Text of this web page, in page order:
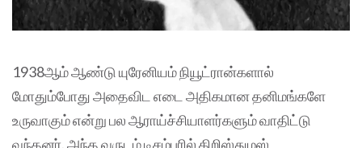
1938ஆம் ஆண்டு யுரேனியம் நியூட்ரான்களால்
மோதும்போது அதைவிட எடை அதிகமான தனிமங்களே
உருவாகும் என்று பல ஆராய்ச்சியாளர்களும் வாதிட்டு
வந்தனர். அந்த வருடம் டிசம்பரில் கிறிஸ்துமஸ்